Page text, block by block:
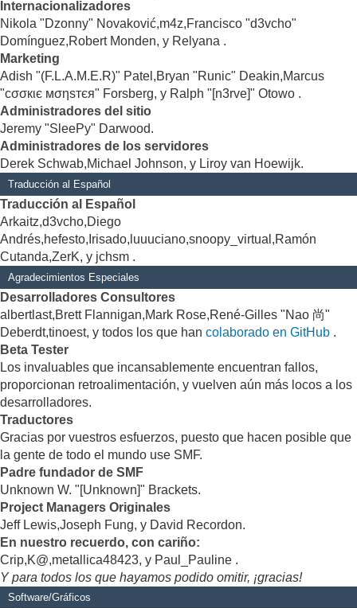
Internacionalizadores
Nikola "Dzonny" Novaković,m4z,Francisco "d3vcho"
Domínguez,Robert Monden, y Relyana .
Marketing
Adish "(F.L.A.M.E.R)" Patel,Bryan "Runic" Deakin,Marcus
"cσσкιє мσηѕтєя" Forsberg, y Ralph "[n3rve]" Otowo .
Administradores del sitio
Jeremy "SleePy" Darwood.
Administradores de los servidores
Derek Schwab,Michael Johnson, y Liroy van Hoewijk.
Traducción al Español
Traducción al Español
Arkaitz,d3vcho,Diego
Andrés,hefesto,Irisado,luuuciano,snoopy_virtual,Ramón
Cutanda,ZerK, y jchsm .
Agradecimientos Especiales
Desarrolladores Consultores
albertlast,Brett Flannigan,Mark Rose,René-Gilles "Nao 尚"
Deberdt,tinoest, y todos los que han colaborado en GitHub .
Beta Tester
Los invaluables que incansablemente encuentran fallos,
proporcionan retroalimentación, y vuelven aún más locos a los
desarrolladores.
Traductores
Gracias por vuestros esfuerzos, puesto que hacen posible que
la gente de todo el mundo use SMF.
Padre fundador de SMF
Unknown W. "[Unknown]" Brackets.
Project Managers Originales
Jeff Lewis,Joseph Fung, y David Recordon.
En nuestro recuerdo, con cariño:
Crip,K@,metallica48423, y Paul_Pauline .
Y para todos los que hayamos podido omitir, ¡gracias!
Software/Gráficos